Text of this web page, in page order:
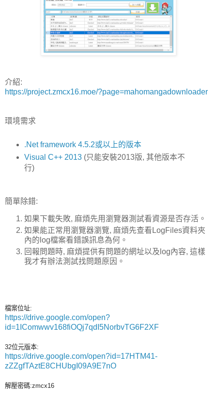
介紹:
https://project.zmcx16.moe/?page=mahomangadownloader
環境需求
.Net framework 4.5.2或以上的版本
Visual C++ 2013(只能安裝2013版, 其他版本不
行)
簡單除錯:
如果下載失敗, 麻煩先用瀏覽器測試看資源是否存活。
如果能正常用瀏覽器瀏覽, 麻煩先查看LogFiles資料夾
內的log檔案看錯誤訊息為何。
回報問題時, 麻煩提供有問題的網址以及log內容, 這樣
我才有辦法測試找問題原因。
檔案位址:
https://drive.google.com/open?
id=1IComwwv168fiOQj7qdI5NorbvTG6F2XF
32位元版本:
https://drive.google.com/open?id=17HTM41-
zZZgfTAztE8CHUbgI09A9E7nO
解壓密碼:zmcx16